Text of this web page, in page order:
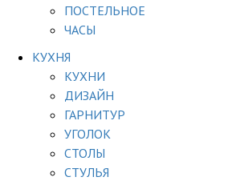
ПОСТЕЛЬНОЕ
ЧАСЫ
КУХНЯ
КУХНИ
ДИЗАЙН
ГАРНИТУР
УГОЛОК
СТОЛЫ
СТУЛЬЯ